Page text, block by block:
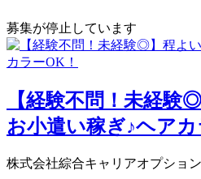
募集が停止しています
【経験不問！未経験
お小遣い稼ぎ♪ヘアカ
株式会社綜合キャリアオプション